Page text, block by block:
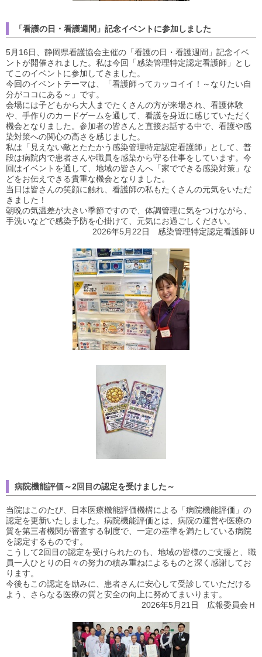
「看護の日・看護週間」記念イベントに参加しました
5月16日、静岡県看護協会主催の「看護の日・看護週間」記念イベ
ントが開催されました。私は今回「感染管理特定認定看護師」とし
てこのイベントに参加してきました。
今回のイベントテーマは、「看護師ってカッコイイ！～なりたい自
分がココにある～」です。
会場には子どもから大人までたくさんの方が来場され、看護体験
や、手作りのカードゲームを通して、看護を身近に感じていただく
機会となりました。参加者の皆さんと直接お話する中で、看護や感
染対策への関心の高さを感じました。
私は「見えない敵とたたかう感染管理特定認定看護師」として、普
段は病院内で患者さんや職員を感染から守る仕事をしています。今
回はイベントを通して、地域の皆さんへ「家でできる感染対策」な
どをお伝えできる貴重な機会となりました。
当日は皆さんの笑顔に触れ、看護師の私もたくさんの元気をいただ
きました！
朝晩の気温差が大きい季節ですので、体調管理に気をつけながら、
手洗いなどで感染予防を心掛けて、元気にお過ごしください。
2026年5月22日 感染管理特定認定看護師Ｕ
病院機能評価～2回目の認定を受けました～
当院はこのたび、日本医療機能評価機構による「病院機能評価」の
認定を更新いたしました。病院機能評価とは、病院の運営や医療の
質を第三者機関が審査する制度で、一定の基準を満たしている病院
を認定するものです。
こうして2回目の認定を受けられたのも、地域の皆様のご支援と、職
員一人ひとりの日々の努力の積み重ねによるものと深く感謝してお
ります。
今後もこの認定を励みに、患者さんに安心して受診していただける
よう、さらなる医療の質と安全の向上に努めてまいります。
2026年5月21日 広報委員会Ｈ